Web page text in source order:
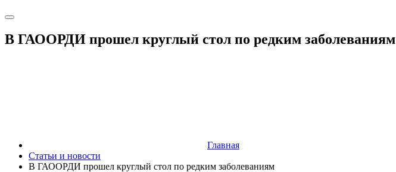
В ГАООРДИ прошел круглый стол по редким заболеваниям
Главная
Статьи и новости
В ГАООРДИ прошел круглый стол по редким заболеваниям